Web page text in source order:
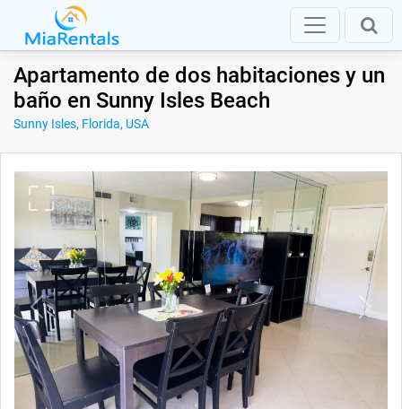
Apartamento de dos habitaciones y un
baño en Sunny Isles Beach
Sunny Isles, Florida, USA
Previous Next